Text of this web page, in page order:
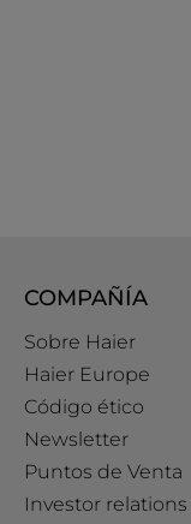
COMPAÑÍA
Sobre Haier
Haier Europe
Código ético
Newsletter
Puntos de Venta
Investor relations